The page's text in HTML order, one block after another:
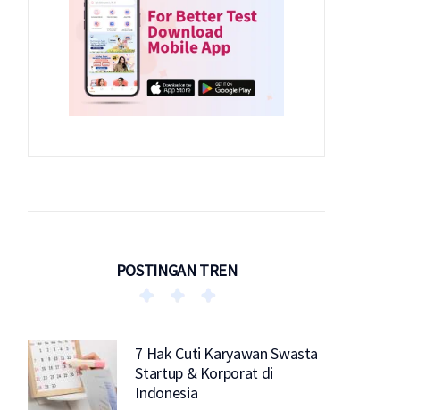
POSTINGAN TREN
7 Hak Cuti Karyawan Swasta
Startup & Korporat di
Indonesia